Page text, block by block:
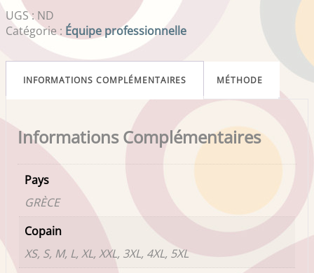
UGS : ND
Catégorie : Équipe professionnelle
INFORMATIONS COMPLÉMENTAIRES MÉTHODE
Informations Complémentaires
Pays
GRÈCE
Copain
XS, S, M, L, XL, XXL, 3XL, 4XL, 5XL